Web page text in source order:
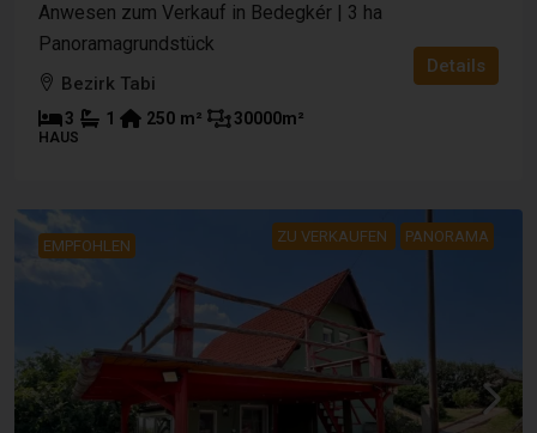
Anwesen zum Verkauf in Bedegkér | 3 ha
Panoramagrundstück
Bezirk Tabi
3 1 250 m² 30000m²
HAUS
Details
EMPFOHLEN
ZU VERKAUFEN PANORAMA